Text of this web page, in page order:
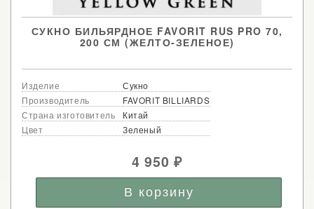
СУКНО БИЛЬЯРДНОЕ FAVORIT RUS PRO 70,
200 СМ (ЖЕЛТО-ЗЕЛЕНОЕ)
Изделие
Сукно
Производитель
FAVORIT BILLIARDS
Страна изготовитель
Китай
Цвет
Зеленый
4 950₽